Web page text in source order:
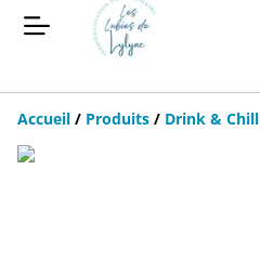
Accueil / Produits / Drink & Chill